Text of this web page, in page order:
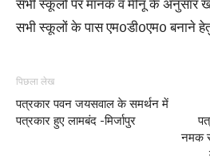
सभी स्कूलों पर मानक व मीनू के अनुसार
सभी स्कूलों के पास एम0डी0एम0 बनाने हेतु
पिछला लेख
पत्रकार पवन जयसवाल के समर्थन में
पत्रकार हुए लामबंद -मिर्जापुर
नमक